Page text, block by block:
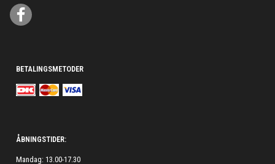
BETALINGSMETODER
ÅBNINGSTIDER:
Mandag: 13.00-17.30